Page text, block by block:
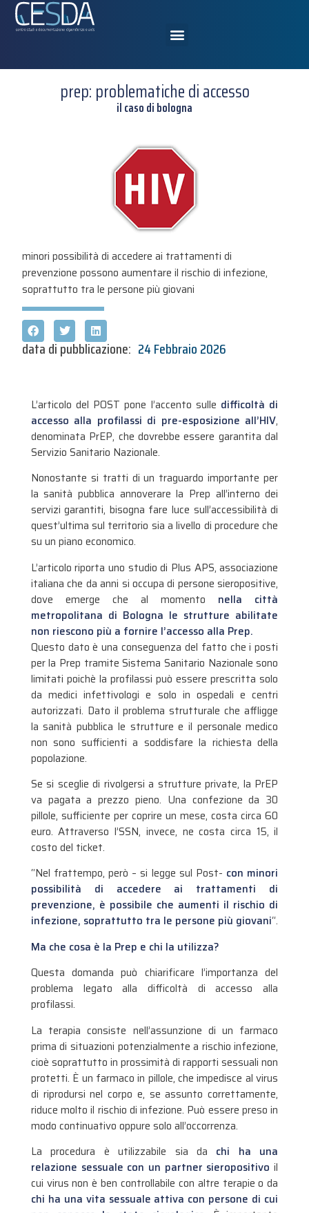
prep: problematiche di accesso
il caso di bologna
minori possibilità di accedere ai trattamenti di
prevenzione possono aumentare il rischio di infezione,
soprattutto tra le persone più giovani
data di pubblicazione: 24 Febbraio 2026
L’articolo del POST pone l’accento sulle difficoltà di
accesso alla profilassi di pre-esposizione all’HIV,
denominata PrEP, che dovrebbe essere garantita dal
Servizio Sanitario Nazionale.
Nonostante si tratti di un traguardo importante per
la sanità pubblica annoverare la Prep all’interno dei
servizi garantiti, bisogna fare luce sull’accessibilità di
quest’ultima sul territorio sia a livello di procedure che
su un piano economico.
L’articolo riporta uno studio di Plus APS, associazione
italiana che da anni si occupa di persone sieropositive,
dove emerge che al momento nella città
metropolitana di Bologna le strutture abilitate
non riescono più a fornire l’accesso alla Prep.
Questo dato è una conseguenza del fatto che i posti
per la Prep tramite Sistema Sanitario Nazionale sono
limitati poichè la profilassi può essere prescritta solo
da medici infettivologi e solo in ospedali e centri
autorizzati. Dato il problema strutturale che affligge
la sanità pubblica le strutture e il personale medico
non sono sufficienti a soddisfare la richiesta della
popolazione.
Se si sceglie di rivolgersi a strutture private, la PrEP
va pagata a prezzo pieno. Una confezione da 30
pillole, sufficiente per coprire un mese, costa circa 60
euro. Attraverso l’SSN, invece, ne costa circa 15, il
costo del ticket.
“Nel frattempo, però – si legge sul Post- con minori
possibilità di accedere ai trattamenti di
prevenzione, è possibile che aumenti il rischio di
infezione, soprattutto tra le persone più giovani“.
Ma che cosa è la Prep e chi la utilizza?
Questa domanda può chiarificare l’importanza del
problema legato alla difficoltà di accesso alla
profilassi.
La terapia consiste nell’assunzione di un farmaco
prima di situazioni potenzialmente a rischio infezione,
cioè soprattutto in prossimità di rapporti sessuali non
protetti. È un farmaco in pillole, che impedisce al virus
di riprodursi nel corpo e, se assunto correttamente,
riduce molto il rischio di infezione. Può essere preso in
modo continuativo oppure solo all’occorrenza.
La procedura è utilizzabile sia da chi ha una
relazione sessuale con un partner sieropositivo il
cui virus non è ben controllabile con altre terapie o da
chi ha una vita sessuale attiva con persone di cui